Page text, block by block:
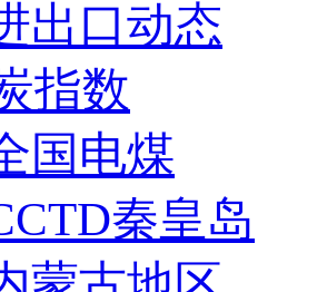
出口动态
指数
国电煤
秦皇岛